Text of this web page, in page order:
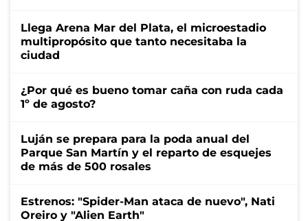
Llega Arena Mar del Plata, el microestadio
multipropósito que tanto necesitaba la
ciudad
¿Por qué es bueno tomar caña con ruda cada
1º de agosto?
Luján se prepara para la poda anual del
Parque San Martín y el reparto de esquejes
de más de 500 rosales
Estrenos: "Spider-Man ataca de nuevo", Nati
Oreiro y "Alien Earth"